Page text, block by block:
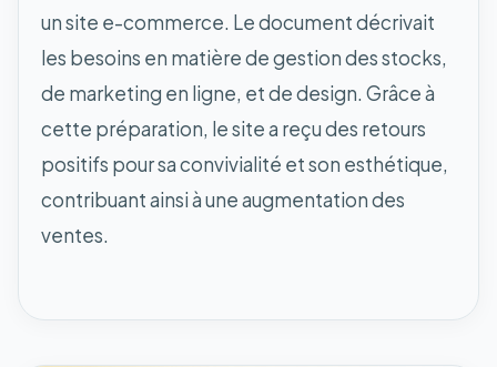
un site e-commerce. Le document décrivait
les besoins en matière de gestion des stocks,
de marketing en ligne, et de design. Grâce à
cette préparation, le site a reçu des retours
positifs pour sa convivialité et son esthétique,
contribuant ainsi à une augmentation des
ventes.